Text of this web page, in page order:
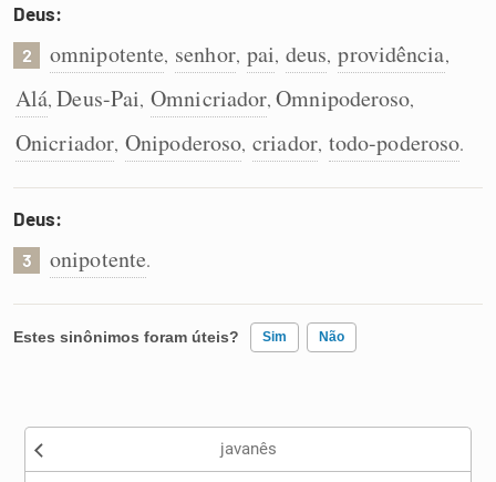
Caça-palavras
Dicionário
Sinônimos
Deus:
2 omnipotente, senhor, pai, deus, providência,
Alá,Deus-Pai, Omnicriador,Omnipoderoso,
Onicriador, Onipoderoso, criador, todo-poderoso.
Deus:
3 onipotente.
Estes sinônimos foram úteis? Sim Não
Nenhum dos sinônimos apresentados me ajudou
javanês